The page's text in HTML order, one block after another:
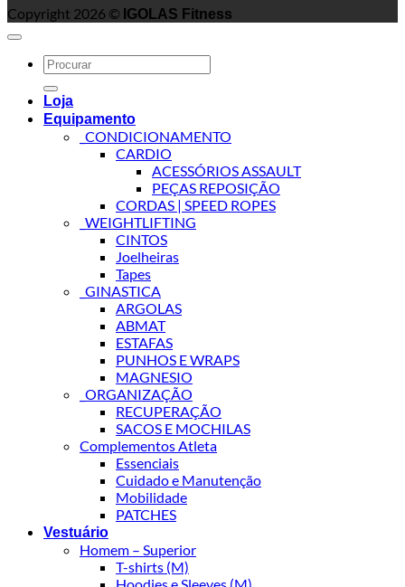
Copyright 2026 © IGOLAS Fitness
Search
for:
Loja
Equipamento
_CONDICIONAMENTO
CARDIO
ACESSÓRIOS ASSAULT
PEÇAS REPOSIÇÃO
CORDAS | SPEED ROPES
_WEIGHTLIFTING
CINTOS
Joelheiras
Tapes
_GINASTICA
ARGOLAS
ABMAT
ESTAFAS
PUNHOS E WRAPS
MAGNESIO
_ORGANIZAÇÃO
RECUPERAÇÃO
SACOS E MOCHILAS
Complementos Atleta
Essenciais
Cuidado e Manutenção
Mobilidade
PATCHES
Vestuário
Homem – Superior
T-shirts (M)